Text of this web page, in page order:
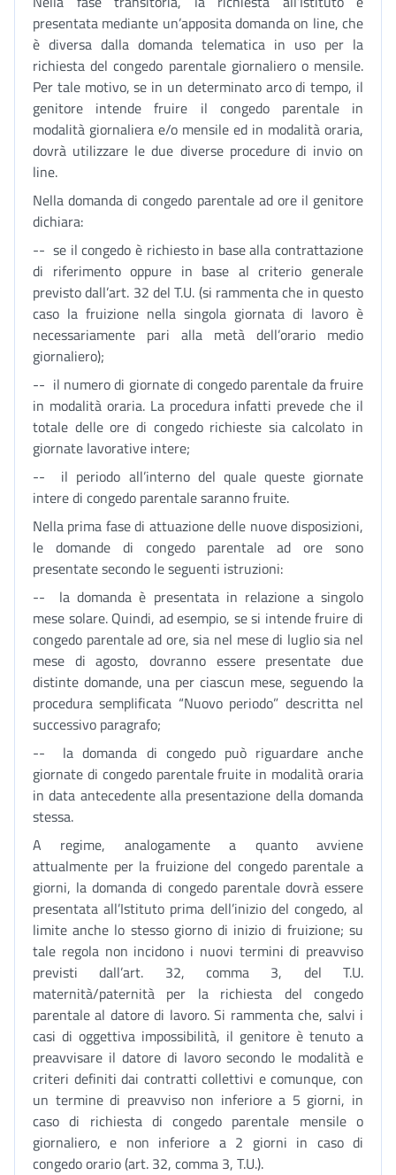
presentata mediante un’apposita domanda on line, che
è diversa dalla domanda telematica in uso per la
richiesta del congedo parentale giornaliero o mensile.
Per tale motivo, se in un determinato arco di tempo, il
genitore intende fruire il congedo parentale in
modalità giornaliera e/o mensile ed in modalità oraria,
dovrà utilizzare le due diverse procedure di invio on
line.
Nella domanda di congedo parentale ad ore il genitore
dichiara:
-- se il congedo è richiesto in base alla contrattazione
di riferimento oppure in base al criterio generale
previsto dall’art. 32 del T.U. (si rammenta che in questo
caso la fruizione nella singola giornata di lavoro è
necessariamente pari alla metà dell’orario medio
giornaliero);
-- il numero di giornate di congedo parentale da fruire
in modalità oraria. La procedura infatti prevede che il
totale delle ore di congedo richieste sia calcolato in
giornate lavorative intere;
-- il periodo all’interno del quale queste giornate
intere di congedo parentale saranno fruite.
Nella prima fase di attuazione delle nuove disposizioni,
le domande di congedo parentale ad ore sono
presentate secondo le seguenti istruzioni:
-- la domanda è presentata in relazione a singolo
mese solare. Quindi, ad esempio, se si intende fruire di
congedo parentale ad ore, sia nel mese di luglio sia nel
mese di agosto, dovranno essere presentate due
distinte domande, una per ciascun mese, seguendo la
procedura semplificata “Nuovo periodo” descritta nel
successivo paragrafo;
-- la domanda di congedo può riguardare anche
giornate di congedo parentale fruite in modalità oraria
in data antecedente alla presentazione della domanda
stessa.
A regime, analogamente a quanto avviene
attualmente per la fruizione del congedo parentale a
giorni, la domanda di congedo parentale dovrà essere
presentata all’Istituto prima dell’inizio del congedo, al
limite anche lo stesso giorno di inizio di fruizione; su
tale regola non incidono i nuovi termini di preavviso
previsti dall’art. 32, comma 3, del T.U.
maternità/paternità per la richiesta del congedo
parentale al datore di lavoro. Si rammenta che, salvi i
casi di oggettiva impossibilità, il genitore è tenuto a
preavvisare il datore di lavoro secondo le modalità e
criteri definiti dai contratti collettivi e comunque, con
un termine di preavviso non inferiore a 5 giorni, in
caso di richiesta di congedo parentale mensile o
giornaliero, e non inferiore a 2 giorni in caso di
congedo orario (art. 32, comma 3, T.U.).